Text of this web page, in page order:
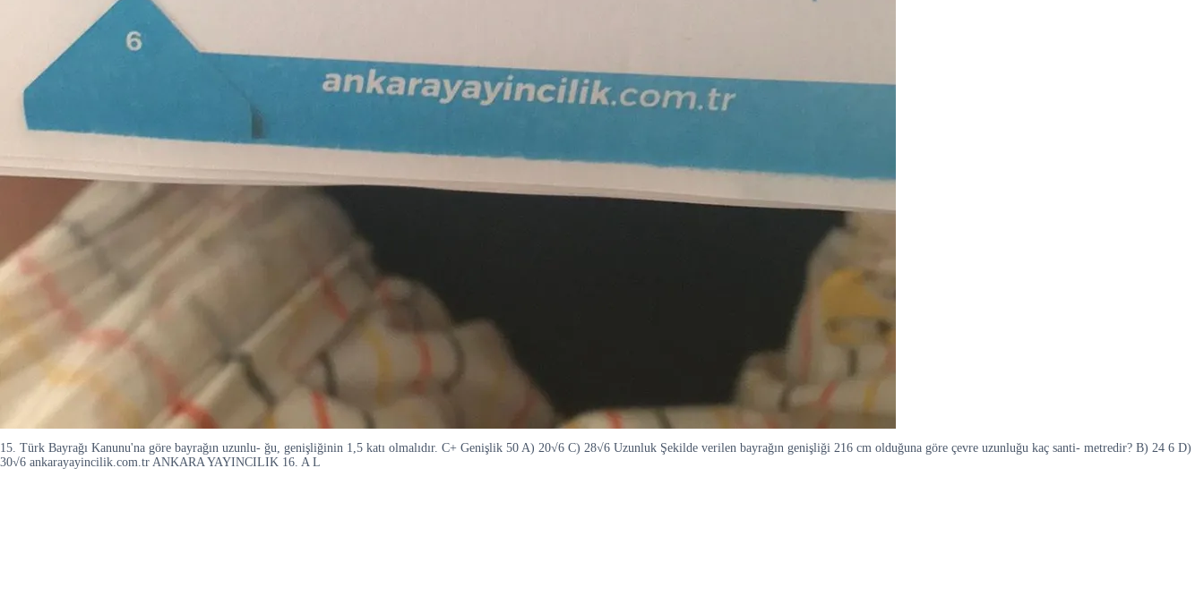
15. Türk Bayrağı Kanunu'na göre bayrağın uzunlu- ğu, genişliğinin 1,5 katı olmalıdır. C+ Genişlik 50 A) 20√6 C) 28√6 Uzunluk Şekilde verilen bayrağın genişliği 216 cm olduğuna göre çevre uzunluğu kaç santi- metredir? B) 24 6 D)
30√6 ankarayayincilik.com.tr ANKARA YAYINCILIK 16. A L